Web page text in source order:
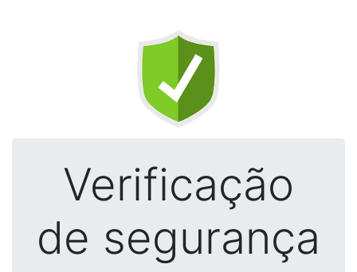
Verificação
de segurança